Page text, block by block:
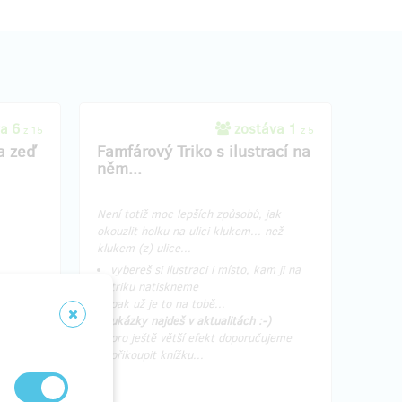
6 z 15
zeď
zostáva 1 z 5
Famfárový Triko s ilustrací na
něm...
Není totiž moc lepších způsobů, jak
okouzlit holku na ulici klukem... než
klukem (z) ulice...
vybereš si ilustraci i místo, kam ji na
triku natiskneme
pak už je to na tobě...
ukázky najdeš v aktualitách :-)
pro ještě větší efekt doporučujeme
přikoupit knížku...